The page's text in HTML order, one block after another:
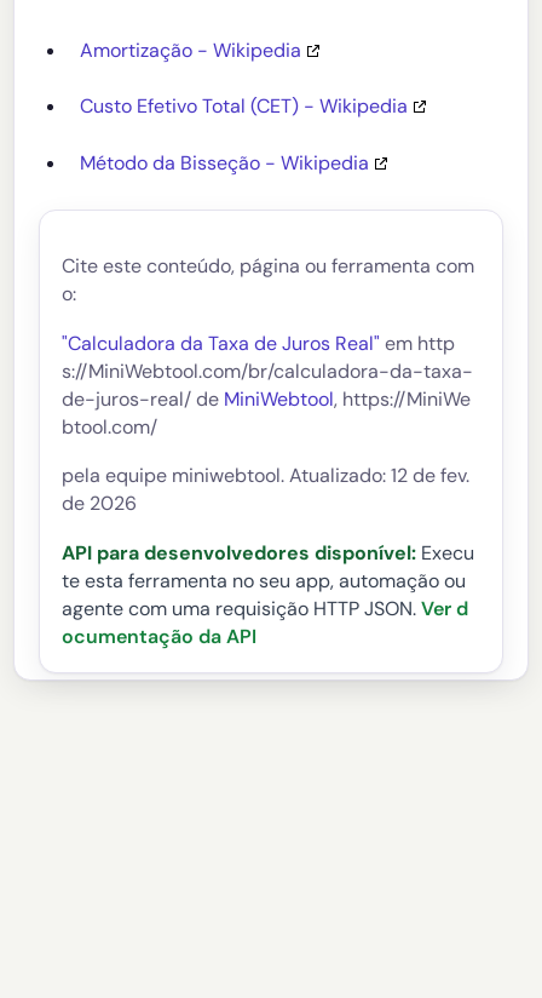
Amortização - Wikipedia
Custo Efetivo Total (CET) - Wikipedia
Método da Bisseção - Wikipedia
Cite este conteúdo, página ou ferramenta com
o:
"Calculadora da Taxa de Juros Real" em http
s://MiniWebtool.com/br/calculadora-da-taxa-
de-juros-real/ de MiniWebtool, https://MiniWe
btool.com/
pela equipe miniwebtool. Atualizado: 12 de fev.
de 2026
API para desenvolvedores disponível: Execu
te esta ferramenta no seu app, automação ou
agente com uma requisição HTTP JSON. Ver d
ocumentação da API